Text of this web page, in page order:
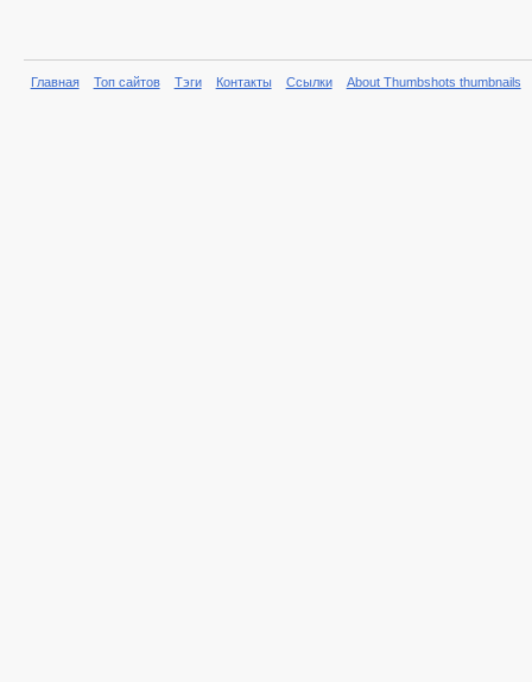
Главная Топ сайтов Тэги Контакты Ссылки About Thumbshots thumbnails